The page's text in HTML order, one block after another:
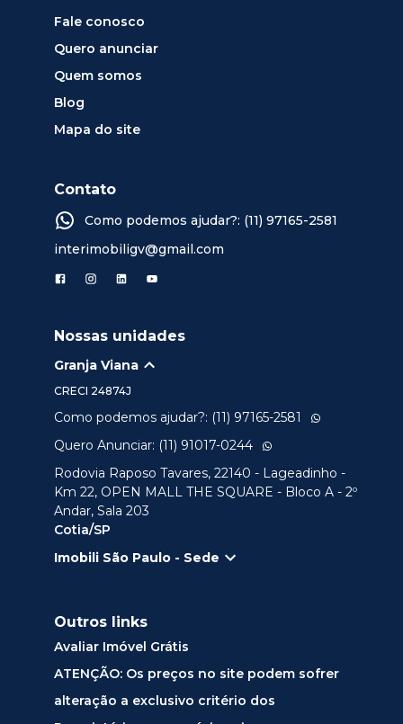
Fale conosco
Quero anunciar
Quem somos
Blog
Mapa do site
Contato
Como podemos ajudar?: (11) 97165-2581
interimobiligv@gmail.com
Nossas unidades
Granja Viana
CRECI 24874J
Como podemos ajudar?: (11) 97165-2581
Quero Anunciar: (11) 91017-0244
Rodovia Raposo Tavares, 22140 - Lageadinho -
Km 22, OPEN MALL THE SQUARE - Bloco A - 2º
Andar, Sala 203
Cotia/SP
Imobili São Paulo - Sede
Outros links
Avaliar Imóvel Grátis
ATENÇÃO: Os preços no site podem sofrer
alteração a exclusivo critério dos